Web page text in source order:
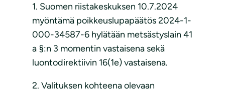
1. Suomen riistakeskuksen 10.7.2024
myöntämä poikkeuslupapäätös 2024-1-
000-34587-6 hylätään metsästyslain 41
a §:n 3 momentin vastaisena sekä
luontodirektiivin 16(1e) vastaisena.
2. Valituksen kohteena olevaan